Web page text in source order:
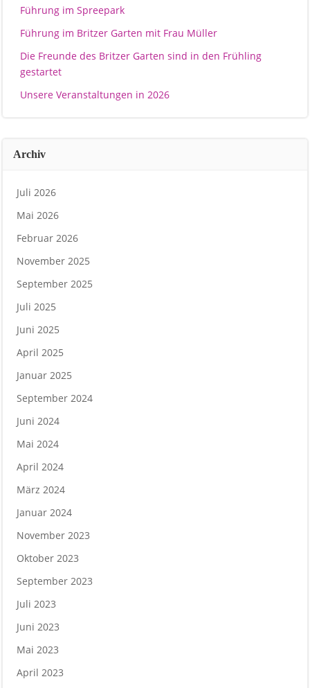
Führung im Spreepark
Führung im Britzer Garten mit Frau Müller
Die Freunde des Britzer Garten sind in den Frühling
gestartet
Unsere Veranstaltungen in 2026
Archiv
Juli 2026
Mai 2026
Februar 2026
November 2025
September 2025
Juli 2025
Juni 2025
April 2025
Januar 2025
September 2024
Juni 2024
Mai 2024
April 2024
März 2024
Januar 2024
November 2023
Oktober 2023
September 2023
Juli 2023
Juni 2023
Mai 2023
April 2023